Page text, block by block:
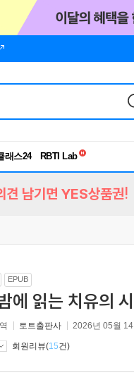
래스24
RBTI Lab
독서유형검사
견 남기면 YES상품권!
EPUB
에 읽는 치유의
역 토트출판사 2026년 05월 14
회원리뷰(15건)